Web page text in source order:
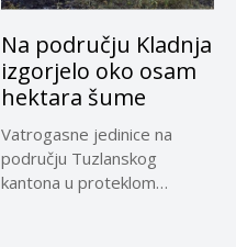
Na području Kladnja
izgorjelo oko osam
hektara šume
Vatrogasne jedinice na
području Tuzlanskog
kantona u proteklom